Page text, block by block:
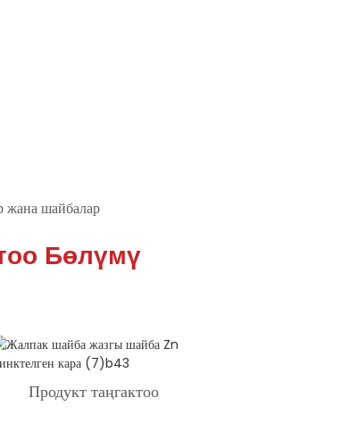
жана шайбалар
Бөлүмү
Продукт таңгактоо